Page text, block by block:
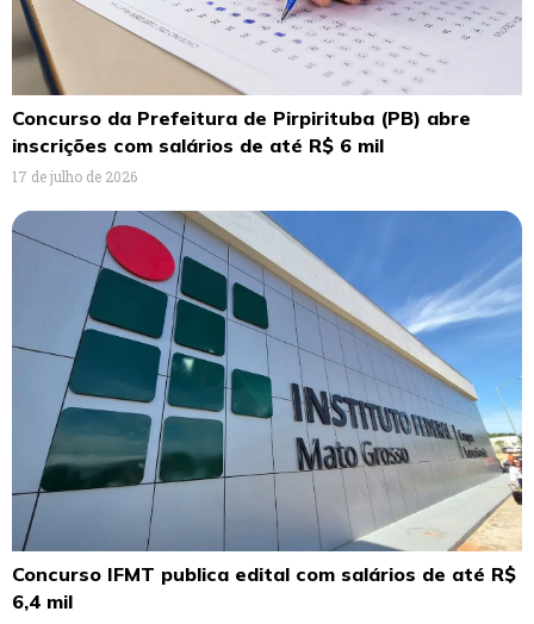
Concurso da Prefeitura de Pirpirituba (PB) abre
inscrições com salários de até R$ 6 mil
17 de julho de 2026
Concurso IFMT publica edital com salários de até R$
6,4 mil